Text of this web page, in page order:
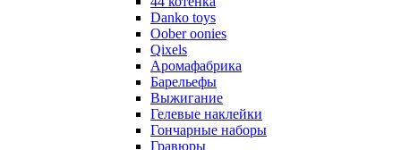
Danko toys
Oober oonies
Qixels
Аромафабрика
Барельефы
Выжигание
Гелевые наклейки
Гончарные наборы
Гравюры